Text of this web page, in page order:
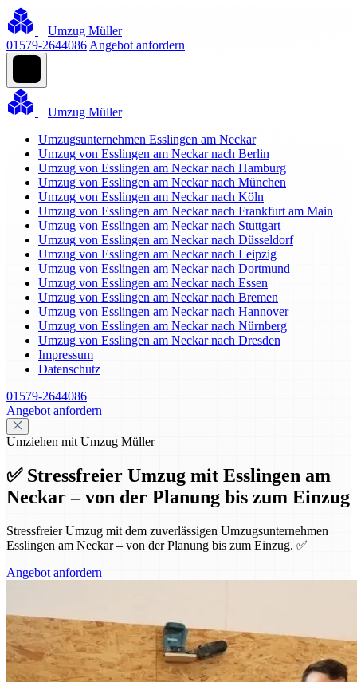
Umzug Müller
01579-2644086 Angebot anfordern
Umzug Müller
Umzugsunternehmen Esslingen am Neckar
Umzug von Esslingen am Neckar nach Berlin
Umzug von Esslingen am Neckar nach Hamburg
Umzug von Esslingen am Neckar nach München
Umzug von Esslingen am Neckar nach Köln
Umzug von Esslingen am Neckar nach Frankfurt am Main
Umzug von Esslingen am Neckar nach Stuttgart
Umzug von Esslingen am Neckar nach Düsseldorf
Umzug von Esslingen am Neckar nach Leipzig
Umzug von Esslingen am Neckar nach Dortmund
Umzug von Esslingen am Neckar nach Essen
Umzug von Esslingen am Neckar nach Bremen
Umzug von Esslingen am Neckar nach Hannover
Umzug von Esslingen am Neckar nach Nürnberg
Umzug von Esslingen am Neckar nach Dresden
Impressum
Datenschutz
01579-2644086
Angebot anfordern
Umziehen mit Umzug Müller
✅ Stressfreier Umzug mit Esslingen am
Neckar – von der Planung bis zum Einzug
Stressfreier Umzug mit dem zuverlässigen Umzugsunternehmen
Esslingen am Neckar – von der Planung bis zum Einzug. ✅
Angebot anfordern